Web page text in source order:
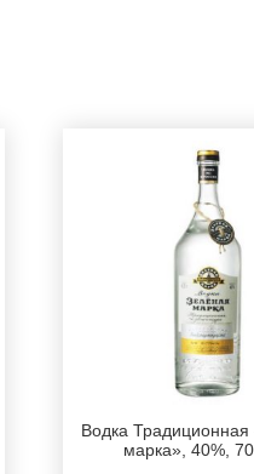
Водка Традиционная
марка», 40%,